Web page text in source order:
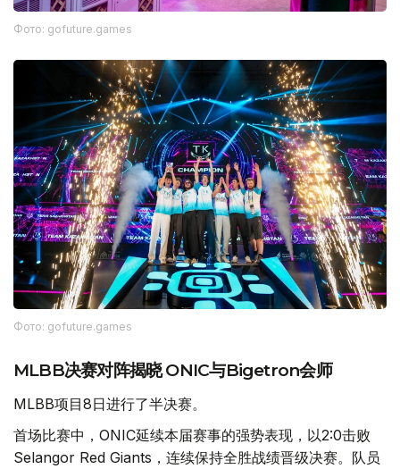
Фото: gofuture.games
Фото: gofuture.games
MLBB决赛对阵揭晓 ONIC与Bigetron会师
MLBB项目8日进行了半决赛。
首场比赛中，ONIC延续本届赛事的强势表现，以2:0击败
Selangor Red Giants，连续保持全胜战绩晋级决赛。队员